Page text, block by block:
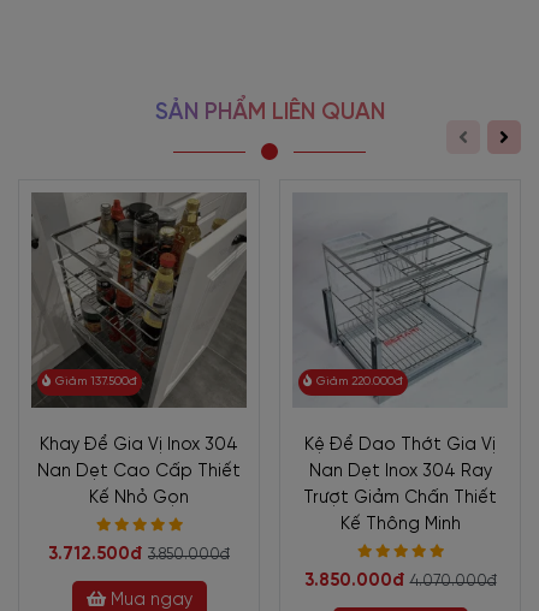
SẢN PHẨM LIÊN QUAN
Giảm 137.500đ
Khay Để Gia Vị Inox 304
Nan Dẹt Cao Cấp Thiết
Kế Nhỏ Gọn
3.712.500đ 3.850.000đ
Mua ngay
Giảm 220.000đ
Kệ Để Dao Thớt Gia Vị
Nan Dẹt Inox 304 Ray
Trượt Giảm Chấn Thiết
Kế Thông Minh
3.850.000đ 4.070.000đ